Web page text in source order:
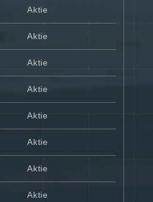
Aktie
Aktie
Aktie
Aktie
Aktie
Aktie
Aktie
Aktie